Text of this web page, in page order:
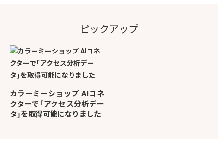
ピックアップ
カラーミーショップ AIコネ
クターで「アクセス分析デー
タ」を取得可能になりました